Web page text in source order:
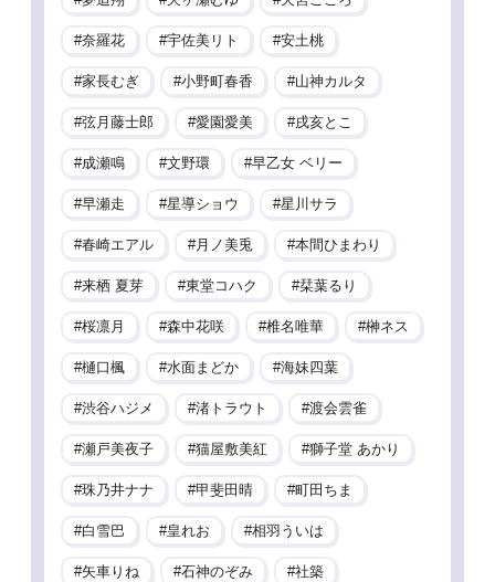
奈羅花 宇佐美リト 安土桃
家長むぎ 小野町春香 山神カルタ
弦月藤士郎 愛園愛美 戌亥とこ
成瀬鳴 文野環 早乙女 ベリー
早瀬走 星導ショウ 星川サラ
春崎エアル 月ノ美兎 本間ひまわり
来栖 夏芽 東堂コハク 栞葉るり
桜凛月 森中花咲 椎名唯華 榊ネス
樋口楓 水面まどか 海妹四葉
渋谷ハジメ 渚トラウト 渡会雲雀
瀬戸美夜子 猫屋敷美紅 獅子堂 あかり
珠乃井ナナ 甲斐田晴 町田ちま
白雪巴 皇れお 相羽ういは
矢車りね 石神のぞみ 社築